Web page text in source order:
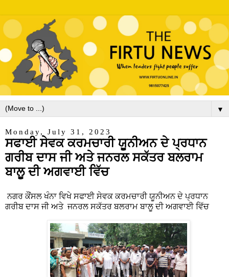
▼
Monday, July 31, 2023
ਸਫਾਈ ਸੇਵਕ ਕਰਮਚਾਰੀ ਯੂਨੀਅਨ ਦੇ ਪ੍ਰਧਾਨ
ਗਰੀਬ ਦਾਸ ਜੀ ਅਤੇ ਜਨਰਲ ਸਕੱਤਰ ਬਲਰਾਮ
ਬਾਲੂ ਦੀ ਅਗਵਾਈ ਵਿੱਚ
ਨਗਰ ਕੌਂਸਲ ਖੰਨਾ ਵਿਖੇ ਸਫਾਈ ਸੇਵਕ ਕਰਮਚਾਰੀ ਯੂਨੀਅਨ ਦੇ ਪ੍ਰਧਾਨ
ਗਰੀਬ ਦਾਸ ਜੀ ਅਤੇ ਜਨਰਲ ਸਕੱਤਰ ਬਲਰਾਮ ਬਾਲੂ ਦੀ ਅਗਵਾਈ ਵਿੱਚ